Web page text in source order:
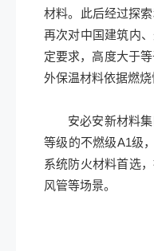
材料。此后经过探
再次对中国建筑内
定要求，高度大于
外保温材料依据燃
安必安新材料集
等级的不燃级A1级
系统防火材料首选
风管等场景。